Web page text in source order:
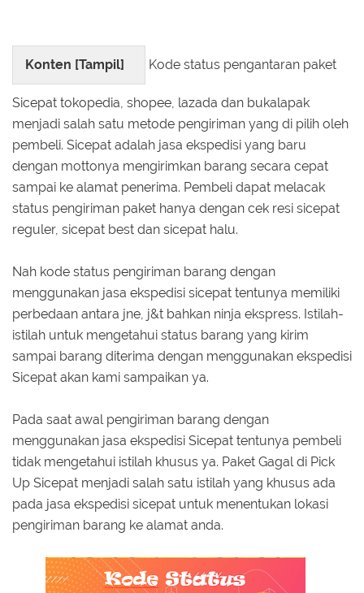
Konten [Tampil] Kode status pengantaran paket
Sicepat tokopedia, shopee, lazada dan bukalapak
menjadi salah satu metode pengiriman yang di pilih oleh
pembeli. Sicepat adalah jasa ekspedisi yang baru
dengan mottonya mengirimkan barang secara cepat
sampai ke alamat penerima. Pembeli dapat melacak
status pengiriman paket hanya dengan cek resi sicepat
reguler, sicepat best dan sicepat halu.
Nah kode status pengiriman barang dengan
menggunakan jasa ekspedisi sicepat tentunya memiliki
perbedaan antara jne, j&t bahkan ninja ekspress. Istilah-
istilah untuk mengetahui status barang yang kirim
sampai barang diterima dengan menggunakan ekspedisi
Sicepat akan kami sampaikan ya.
Pada saat awal pengiriman barang dengan
menggunakan jasa ekspedisi Sicepat tentunya pembeli
tidak mengetahui istilah khusus ya. Paket Gagal di Pick
Up Sicepat menjadi salah satu istilah yang khusus ada
pada jasa ekspedisi sicepat untuk menentukan lokasi
pengiriman barang ke alamat anda.